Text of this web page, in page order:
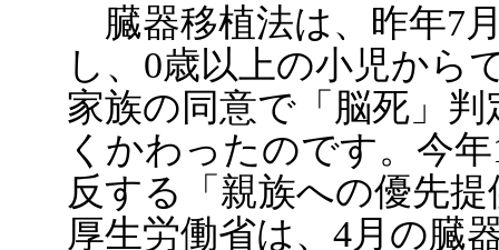
臓器移植法は、昨年7
し、0歳以上の小児から
家族の同意で「脳死」
くかわったのです。今
反する「親族への優先
厚生労働省は、4月の臓